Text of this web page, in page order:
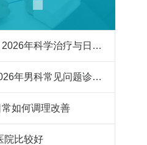
前列腺炎尿频尿急怎么办？2026年科学治疗与日常护理指南
阳痿早泄怎么科学调理？2026年男科常见问题诊疗与预防指南
如何调理改善
院比较好